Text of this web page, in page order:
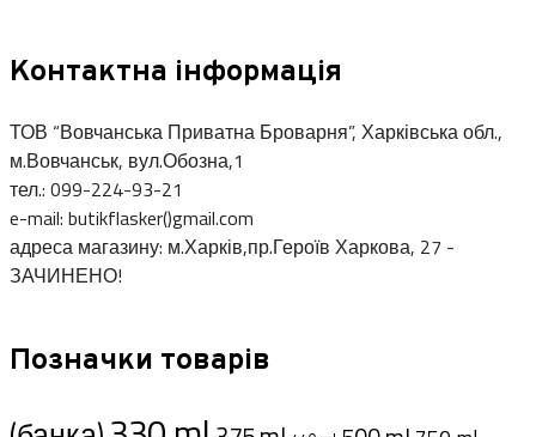
Контактна інформація
ТОВ “Вовчанська Приватна Броварня”, Харківська обл.,
м.Вовчанськ, вул.Обозна,1
тел.: 099-224-93-21
e-mail: butikflasker()gmail.com
адреса магазину: м.Харків,пр.Героїв Харкова, 27 -
ЗАЧИНЕНО!
Позначки товарів